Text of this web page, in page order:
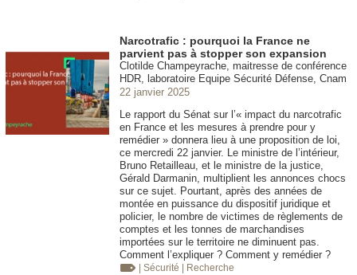
Narcotrafic : pourquoi la France ne
parvient pas à stopper son expansion
Clotilde Champeyrache, maitresse de conférence
HDR, laboratoire Equipe Sécurité Défense, Cnam
22 janvier 2025
Le rapport du Sénat sur l’« impact du narcotrafic
en France et les mesures à prendre pour y
remédier » donnera lieu à une proposition de loi,
ce mercredi 22 janvier. Le ministre de l’intérieur,
Bruno Retailleau, et le ministre de la justice,
Gérald Darmanin, multiplient les annonces chocs
sur ce sujet. Pourtant, après des années de
montée en puissance du dispositif juridique et
policier, le nombre de victimes de règlements de
comptes et les tonnes de marchandises
importées sur le territoire ne diminuent pas.
Comment l’expliquer ? Comment y remédier ?
| Sécurité | Recherche